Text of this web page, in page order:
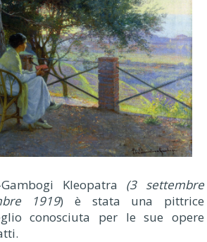
Kleopatra (3 settembre
1919) è stata una pittrice
conosciuta per le sue opere